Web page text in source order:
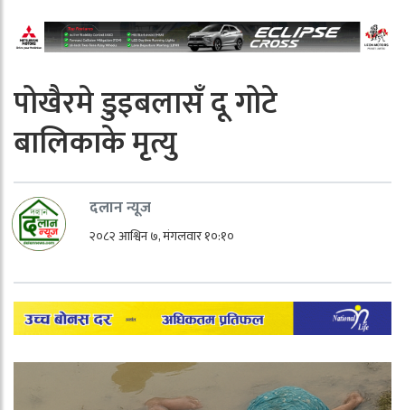
पोखैरमे डुइबलासँ दू गोटे
बालिकाके मृत्यु
दलान न्यूज
२०८२ आश्विन ७, मंगलवार १०:१०